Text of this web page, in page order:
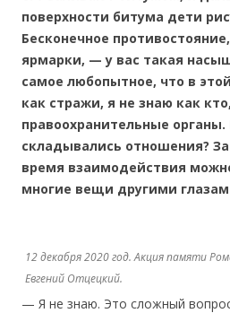
поверхности битума дети
Бесконечное
ярмарки, — у вас такая
самое любопытное, что в
как стражи, я не знаю как
правоохранительные органы.
складывались отношения?
время взаимодействия
многие вещи другими
12 декабря 2020 год. Акция памяти
Евгений Отцецкий.
— Я не знаю. Это сложный